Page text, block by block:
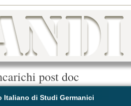
post doc
Italiano di Studi Germanici